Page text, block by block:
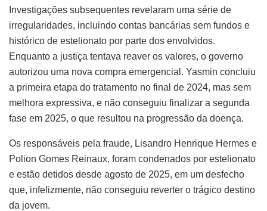
Investigações subsequentes revelaram uma série de
irregularidades, incluindo contas bancárias sem fundos e
histórico de estelionato por parte dos envolvidos.
Enquanto a justiça tentava reaver os valores, o governo
autorizou uma nova compra emergencial. Yasmin concluiu
a primeira etapa do tratamento no final de 2024, mas sem
melhora expressiva, e não conseguiu finalizar a segunda
fase em 2025, o que resultou na progressão da doença.
Os responsáveis pela fraude, Lisandro Henrique Hermes e
Polion Gomes Reinaux, foram condenados por estelionato
e estão detidos desde agosto de 2025, em um desfecho
que, infelizmente, não conseguiu reverter o trágico destino
da jovem.